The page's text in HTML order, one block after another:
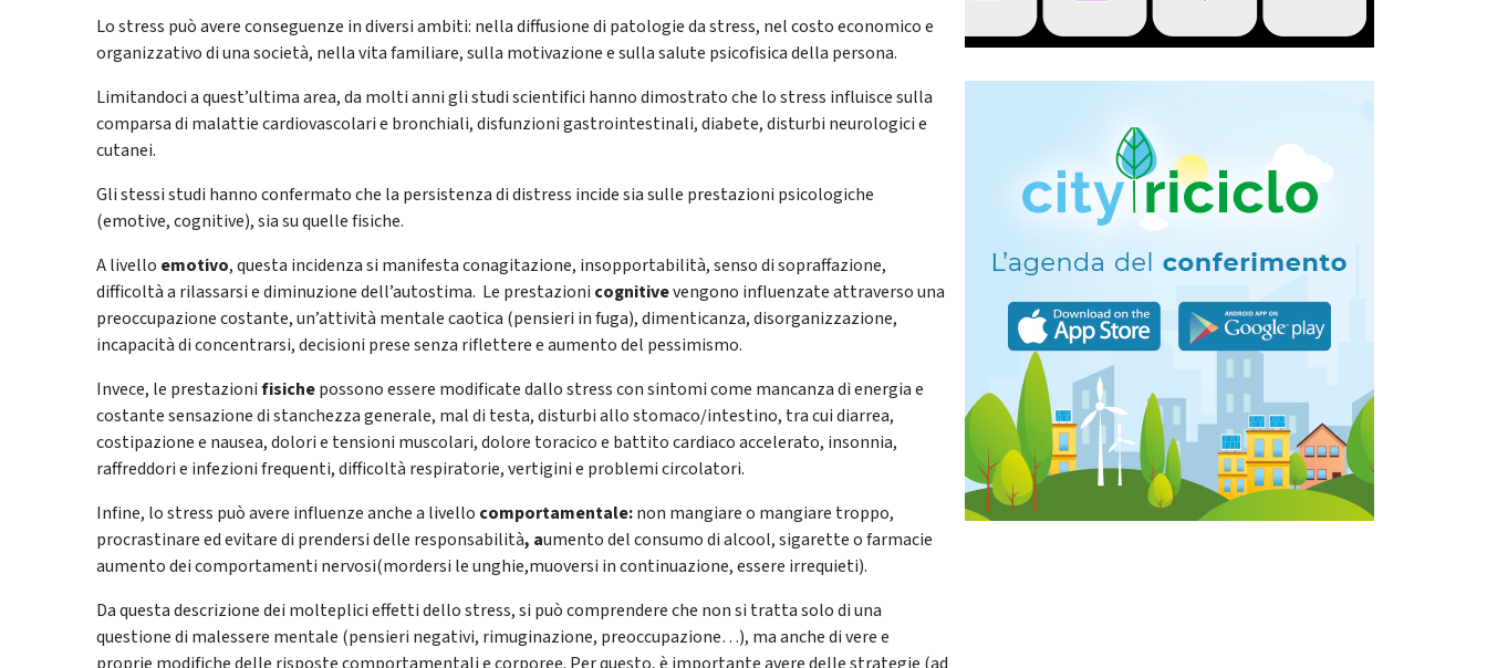
Lo stress può avere conseguenze in diversi ambiti: nella diffusione di patologie da stress, nel costo economico e
organizzativo di una società, nella vita familiare, sulla motivazione e sulla salute psicofisica della persona.
Limitandoci a quest’ultima area, da molti anni gli studi scientifici hanno dimostrato che lo stress influisce sulla
comparsa di malattie cardiovascolari e bronchiali, disfunzioni gastrointestinali, diabete, disturbi neurologici e
cutanei.
Gli stessi studi hanno confermato che la persistenza di distress incide sia sulle prestazioni psicologiche
(emotive, cognitive), sia su quelle fisiche.
A livello emotivo, questa incidenza si manifesta conagitazione, insopportabilità, senso di sopraffazione,
difficoltà a rilassarsi e diminuzione dell’autostima. Le prestazioni cognitivevengono influenzate attraverso una
preoccupazione costante, un’attività mentale caotica (pensieri in fuga), dimenticanza, disorganizzazione,
incapacità di concentrarsi, decisioni prese senza riflettere e aumento del pessimismo.
Invece, le prestazionifisichepossono essere modificate dallo stress con sintomi come mancanza di energia e
costante sensazione di stanchezza generale, mal di testa, disturbi allo stomaco/intestino, tra cui diarrea,
costipazione e nausea, dolori e tensioni muscolari, dolore toracico e battito cardiaco accelerato, insonnia,
raffreddori e infezioni frequenti, difficoltà respiratorie, vertigini e problemi circolatori.
Infine, lo stress può avere influenze anche a livello comportamentale:non mangiare o mangiare troppo,
procrastinare ed evitare di prendersi delle responsabilità, aumento del consumo di alcool, sigarette o farmacie
aumento dei comportamenti nervosi(mordersi le unghie,muoversi in continuazione, essere irrequieti).
Da questa descrizione dei molteplici effetti dello stress, si può comprendere che non si tratta solo di una
questione di malessere mentale (pensieri negativi, rimuginazione, preoccupazione…), ma anche di vere e